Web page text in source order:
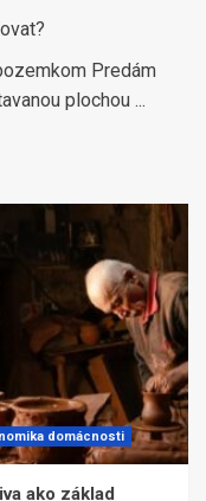
Predám
plochou ...
domácnosti
ako základ